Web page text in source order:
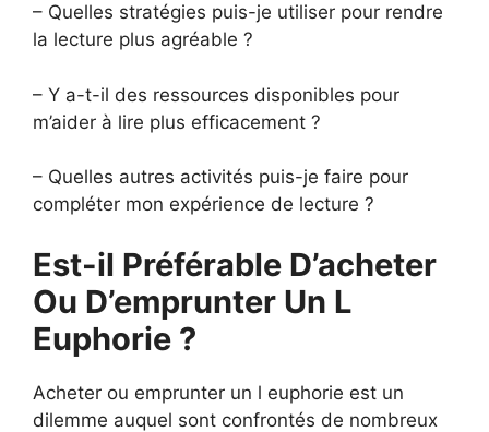
– Quelles stratégies puis-je utiliser pour rendre
la lecture plus agréable ?
– Y a-t-il des ressources disponibles pour
m’aider à lire plus efficacement ?
– Quelles autres activités puis-je faire pour
compléter mon expérience de lecture ?
Est-il Préférable D’acheter
Ou D’emprunter Un L
Euphorie ?
Acheter ou emprunter un l euphorie est un
dilemme auquel sont confrontés de nombreux